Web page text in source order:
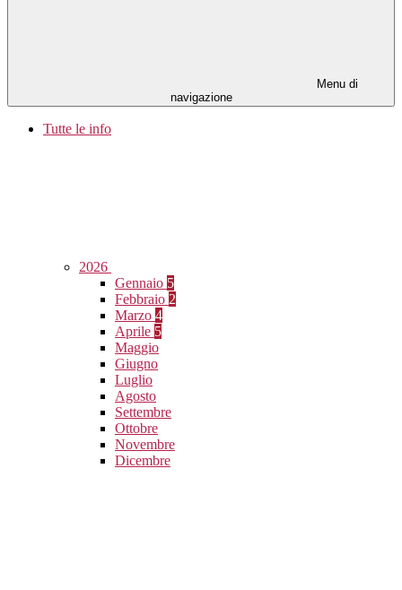
Menu di
navigazione
Tutte le info
2026
Gennaio 5
Febbraio 2
Marzo 4
Aprile 5
Maggio
Giugno
Luglio
Agosto
Settembre
Ottobre
Novembre
Dicembre